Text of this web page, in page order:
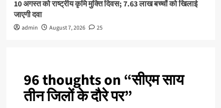
10 अगस्त को राष्ट्रीय कृमि मुक्ति दिवस; 7.63 लाख बच्चों को खिलाई
जाएगी दवा
admin August 7, 2026 25
96 thoughts on “सीएम साय
तीन जिलों के दौरे पर”